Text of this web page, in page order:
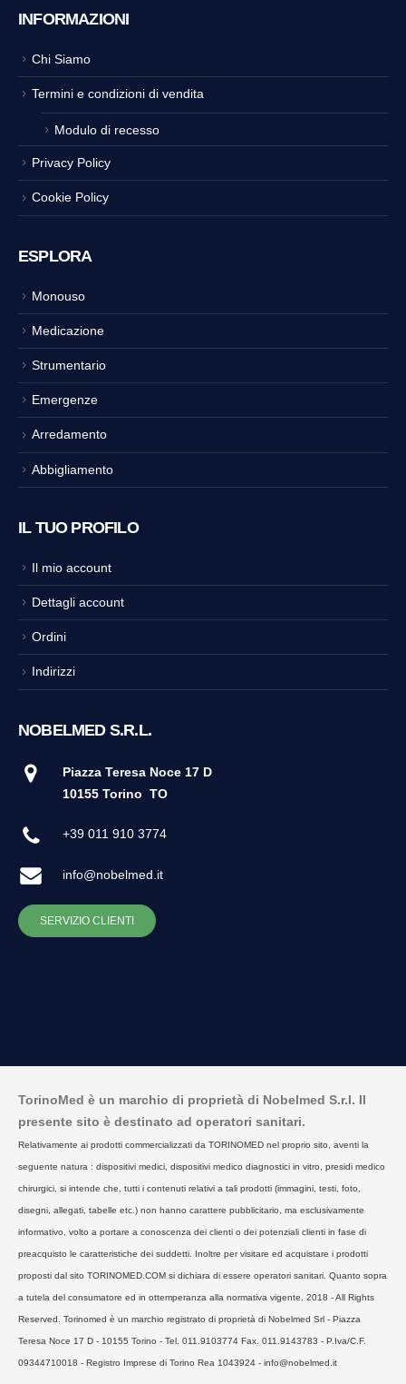
INFORMAZIONI
Chi Siamo
Termini e condizioni di vendita
Modulo di recesso
Privacy Policy
Cookie Policy
ESPLORA
Monouso
Medicazione
Strumentario
Emergenze
Arredamento
Abbigliamento
IL TUO PROFILO
Il mio account
Dettagli account
Ordini
Indirizzi
NOBELMED S.R.L.
Piazza Teresa Noce 17 D
10155 Torino TO
+39 011 910 3774
info@nobelmed.it
SERVIZIO CLIENTI
TorinoMed è un marchio di proprietà di Nobelmed S.r.l. Il
presente sito è destinato ad operatori sanitari.
Relativamente ai prodotti commercializzati da TORINOMED nel proprio sito, aventi la
seguente natura : dispositivi medici, dispositivi medico diagnostici in vitro, presidi medico
chirurgici, si intende che, tutti i contenuti relativi a tali prodotti (immagini, testi, foto,
disegni, allegati, tabelle etc.) non hanno carattere pubblicitario, ma esclusivamente
informativo, volto a portare a conoscenza dei clienti o dei potenziali clienti in fase di
preacquisto le caratteristiche dei suddetti. Inoltre per visitare ed acquistare i prodotti
proposti dal sito TORINOMED.COM si dichiara di essere operatori sanitari. Quanto sopra
a tutela del consumatore ed in ottemperanza alla normativa vigente. 2018 - All Rights
Reserved. Torinomed è un marchio registrato di proprietà di Nobelmed Srl - Piazza
Teresa Noce 17 D - 10155 Torino - Tel. 011.9103774 Fax. 011.9143783 - P.Iva/C.F.
09344710018 - Registro Imprese di Torino Rea 1043924 - info@nobelmed.it